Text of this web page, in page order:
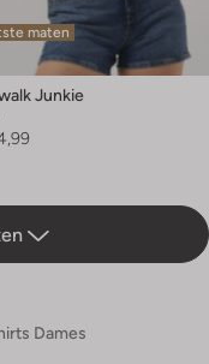
maten
Junkie
Dames